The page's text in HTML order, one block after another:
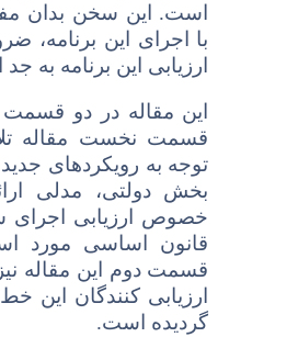
است. این سخن بدان
با اجرای این برنامه،
ارزیابی این برنامه
این مقاله در دو
قسمت نخست مقاله
توجه به رویکردهای جدید
بخشدولتی، مدلی
قانون اساسی مورد
قسمت دوم این مقاله
ارزیابی کنندگان این
گردیده است.